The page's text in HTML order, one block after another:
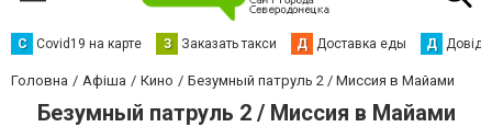
С Сovid19 на карте З Заказать такси Д Доставка еды Д
Головна Афіша Кино Безумный патруль 2 / Миссия в Майами
Безумный патруль 2 / Миссия в Майами